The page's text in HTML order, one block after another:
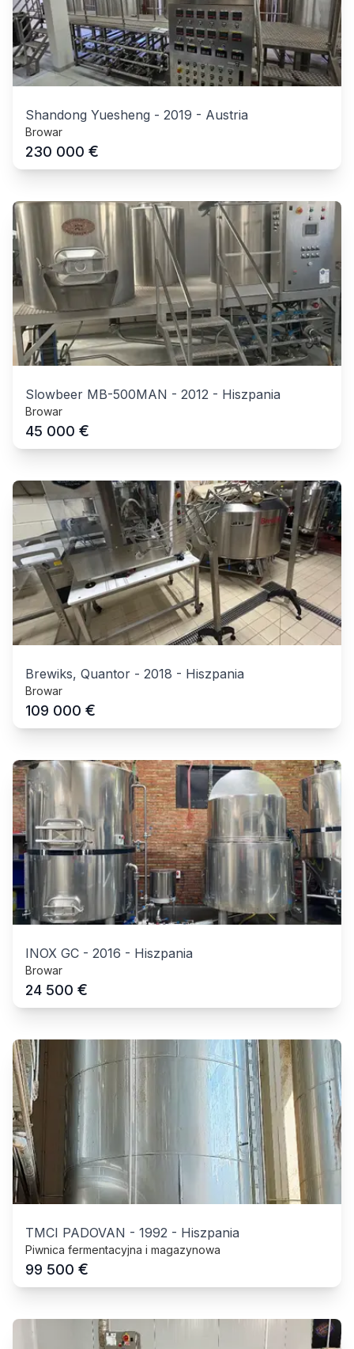
Shandong Yuesheng - 2019 - Austria
Browar
230 000 €
Slowbeer MB-500MAN - 2012 - Hiszpania
Browar
45 000 €
Brewiks, Quantor - 2018 - Hiszpania
Browar
109 000 €
INOX GC - 2016 - Hiszpania
Browar
24 500 €
TMCI PADOVAN - 1992 - Hiszpania
Piwnica fermentacyjna i magazynowa
99 500 €